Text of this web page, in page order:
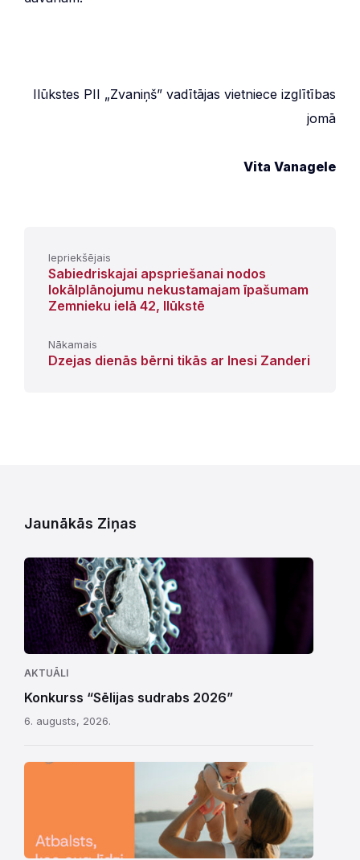
Ilūkstes PII „Zvaniņš” vadītājas vietniece izglītības
jomā
Vita Vanagele
Iepriekšējais
Sabiedriskajai apspriešanai nodos
lokālplānojumu nekustamajam īpašumam
Zemnieku ielā 42, Ilūkstē
Nākamais
Dzejas dienās bērni tikās ar Inesi Zanderi
Jaunākās Ziņas
AKTUĀLI
Konkurss “Sēlijas sudrabs 2026”
6. augusts, 2026.